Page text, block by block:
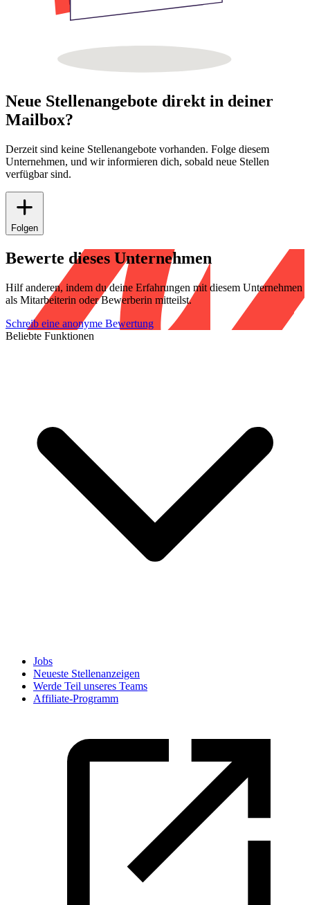
Neue Stellenangebote direkt in deiner
Mailbox?
Derzeit sind keine Stellenangebote vorhanden. Folge diesem
Unternehmen, und wir informieren dich, sobald neue Stellen
verfügbar sind.
Folgen
Bewerte dieses Unternehmen
Hilf anderen, indem du deine Erfahrungen mit diesem Unternehmen
als Mitarbeiterin oder Bewerberin mitteilst.
Schreib eine anonyme Bewertung
Beliebte Funktionen
Jobs
Neueste Stellenanzeigen
Werde Teil unseres Teams
Affiliate-Programm